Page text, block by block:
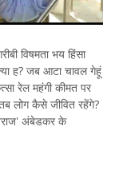
विषमता भय हिंसा
ह? जब आटा चावल गेहूं
रेल महंगी कीमत पर
लोग कैसे जीवित रहेंगे?
अंबेडकर के